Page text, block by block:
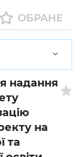
ОБРАНЕ
надання
на
та